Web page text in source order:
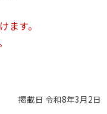
す。
掲載日 令和8年3月2日